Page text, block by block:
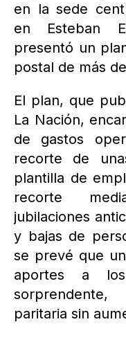
en la sede
en Esteban
presentó un
postal de más
El plan, que
La Nación,
de gastos
recorte de
plantilla de
recorte
jubilaciones
y bajas de
se prevé que
aportes a
paritaria sin